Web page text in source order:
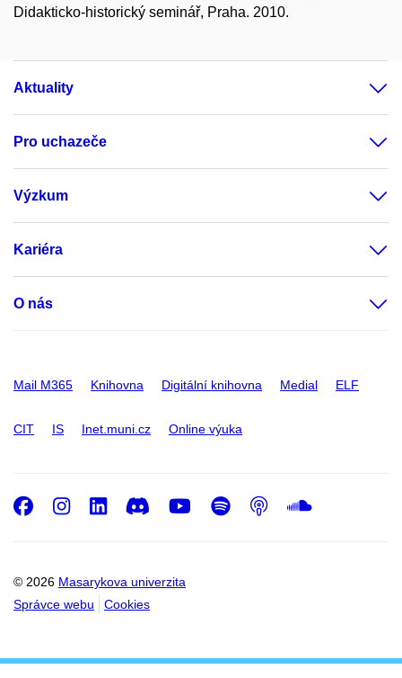
Didakticko-historický seminář, Praha. 2010.
Aktuality
Pro uchazeče
Výzkum
Kariéra
O nás
Mail M365 Knihovna Digitální knihovna Medial ELF
CIT IS Inet.muni.cz Online výuka
© 2026 Masarykova univerzita
Správce webu
Cookies
Facebook
Instagram
LinkedIn
DiscordYoutube
Spotify
Podcast